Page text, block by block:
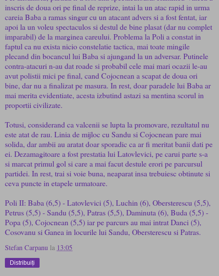
inscris de doua ori pe final de reprize, intai la un atac rapid in urma
careia Baba a ramas singur cu un atacant advers si a fost fentat, iar
apoi la un voleu spectaculos si destul de bine plasat (dar nu complet
imparabil) de la marginea careului. Problema la Poli a constat in
faptul ca nu exista nicio constelatie tactica, mai toate mingile
plecand din bocancul lui Baba si ajungand la un adversar. Putinele
contra-atacuri n-au dat roade si probabil cele mai mari ocazii le-au
avut polistii mici pe final, cand Cojocnean a scapat de doua ori
bine, dar nu a finalizat pe masura. In rest, doar paradele lui Baba ar
mai merita evidentiate, acesta izbutind astazi sa mentina scorul in
proportii civilizate.
Totusi, considerand ca valcenii se lupta la promovare, rezultatul nu
este atat de rau. Linia de mijloc cu Sandu si Cojocnean pare mai
solida, dar ambii au aratat doar sporadic ca ar fi meritat banii dati pe
ei. Dezamagitoare a fost prestatia lui Latovlevici, pe carui parte s-a
si marcat primul gol si care a mai facut destule erori pe parcursul
partidei. In rest, trai si voie buna, neaparat insa trebuiesc obtinute si
ceva puncte in etapele urmatoare.
Poli II: Baba (6,5) - Latovlevici (5), Luchin (6), Obersterescu (5,5),
Petrus (5,5) - Sandu (5,5), Patras (5,5), Daminuta (6), Buda (5,5) -
Popa (5), Cojocnean (5,5) iar pe parcurs au mai intrat Danci (5),
Cosovanu si Ganea in locurile lui Sandu, Obersterescu si Patras.
Stefan Carpanu la 13:05
Distribuiți